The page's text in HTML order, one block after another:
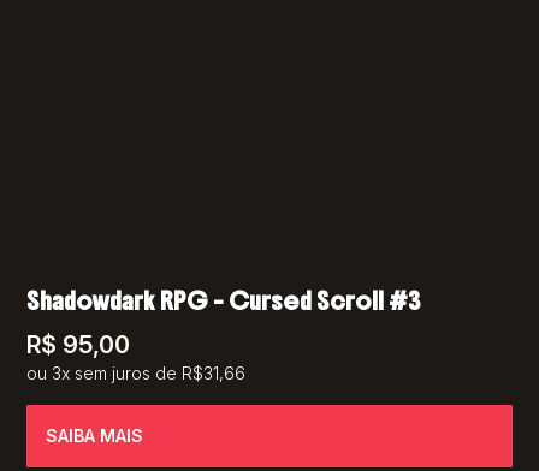
Shadowdark RPG – Cursed Scroll #3
R$ 95,00
ou 3x sem juros de R$31,66
SAIBA MAIS